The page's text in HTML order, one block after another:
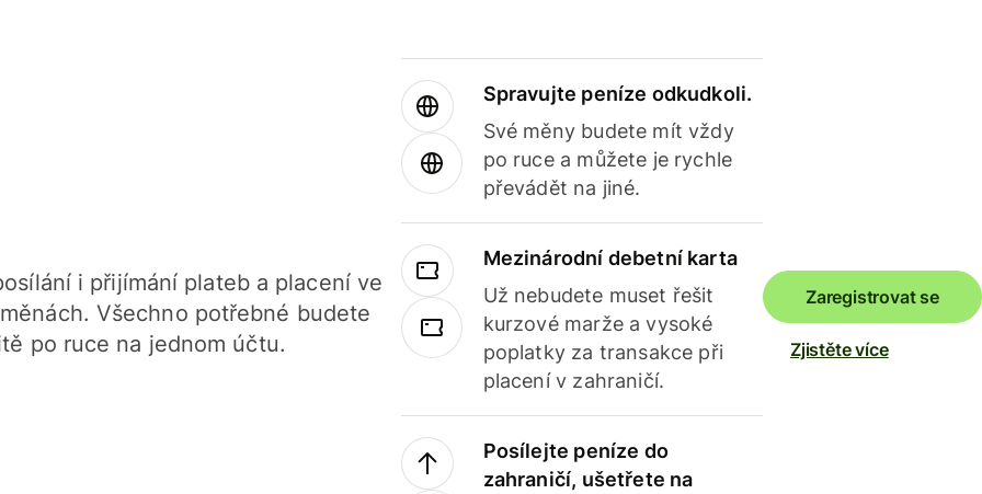
i přijímání plateb a placení ve
Všechno potřebné budete
po ruce na jednom účtu.
Spravujte peníze odkudkoli.
Své měny budete mít vždy
po ruce a můžete je rychle
převádět na jiné.
Mezinárodní debetní karta
Už nebudete muset řešit
kurzové marže a vysoké
poplatky za transakce při
placení v zahraničí.
Posílejte peníze do
zahraničí, ušetřete na
Zaregistrovat se
Zjistěte více